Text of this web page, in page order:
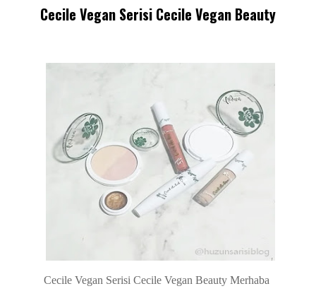
Cecile Vegan Serisi Cecile Vegan Beauty
Cecile Vegan Serisi Cecile Vegan Beauty Merhaba